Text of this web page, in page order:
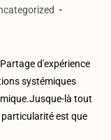
d'expérience
systémiques
là tout
est que